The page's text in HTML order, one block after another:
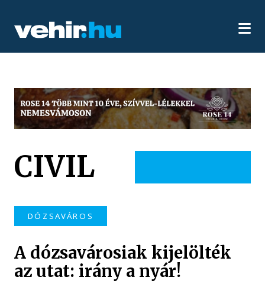
CIVIL
DÓZSAVÁROS
A dózsavárosiak kijelölték
az utat: irány a nyár!